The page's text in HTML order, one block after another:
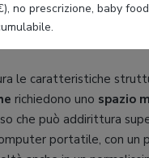
le caratteristiche
richiedono uno spazio
che può addirittura
portatile, con un
no prescrizione, baby